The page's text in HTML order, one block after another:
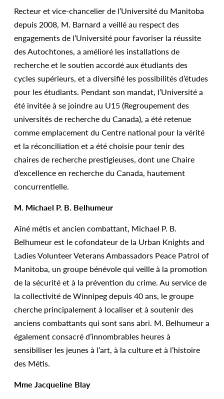
Recteur et vice-chancelier de l’Université du Manitoba
depuis 2008, M. Barnard a veillé au respect des
engagements de l’Université pour favoriser la réussite
des Autochtones, a amélioré les installations de
recherche et le soutien accordé aux étudiants des
cycles supérieurs, et a diversifié les possibilités d’études
pour les étudiants. Pendant son mandat, l’Université a
été invitée à se joindre au U15 (Regroupement des
universités de recherche du Canada), a été retenue
comme emplacement du Centre national pour la vérité
et la réconciliation et a été choisie pour tenir des
chaires de recherche prestigieuses, dont une Chaire
d’excellence en recherche du Canada, hautement
concurrentielle.
M. Michael P. B. Belhumeur
Aîné métis et ancien combattant, Michael P. B.
Belhumeur est le cofondateur de la Urban Knights and
Ladies Volunteer Veterans Ambassadors Peace Patrol of
Manitoba, un groupe bénévole qui veille à la promotion
de la sécurité et à la prévention du crime. Au service de
la collectivité de Winnipeg depuis 40 ans, le groupe
cherche principalement à localiser et à soutenir des
anciens combattants qui sont sans abri. M. Belhumeur a
également consacré d’innombrables heures à
sensibiliser les jeunes à l’art, à la culture et à l’histoire
des Métis.
Mme Jacqueline Blay